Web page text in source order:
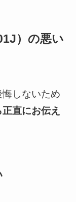
）の悪い
しないため
直にお伝え